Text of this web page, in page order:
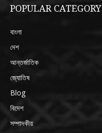
POPULAR CATEGORY
বাংলা
দেশ
আন্তর্জাতিক
জ্যোতিষ
Blog
বিদেশ
সম্পাদকীয়